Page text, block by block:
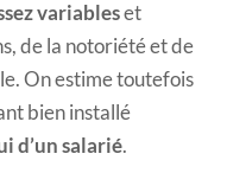
variableset
de la notoriété et de
On estime toutefois
bien installé
d’un salarié.